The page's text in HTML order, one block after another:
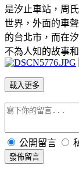
是汐止車站，周
世界，外面的車
的台北市，而在
不為人知的故事
載入更多
公開留言
發佈留言